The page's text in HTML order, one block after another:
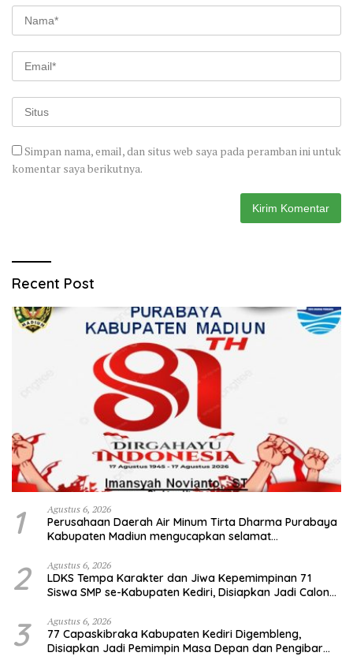
Simpan nama, email, dan situs web saya pada peramban ini untuk
komentar saya berikutnya.
Recent Post
1 Agustus 6, 2026
Perusahaan Daerah Air Minum Tirta Dharma Purabaya
Kabupaten Madiun mengucapkan selamat
2 Agustus 6, 2026
LDKS Tempa Karakter dan Jiwa Kepemimpinan 71
Siswa SMP se-Kabupaten Kediri, Disiapkan Jadi Calon
3 Agustus 6, 2026
77 Capaskibraka Kabupaten Kediri Digembleng,
Disiapkan Jadi Pemimpin Masa Depan dan Pengibar